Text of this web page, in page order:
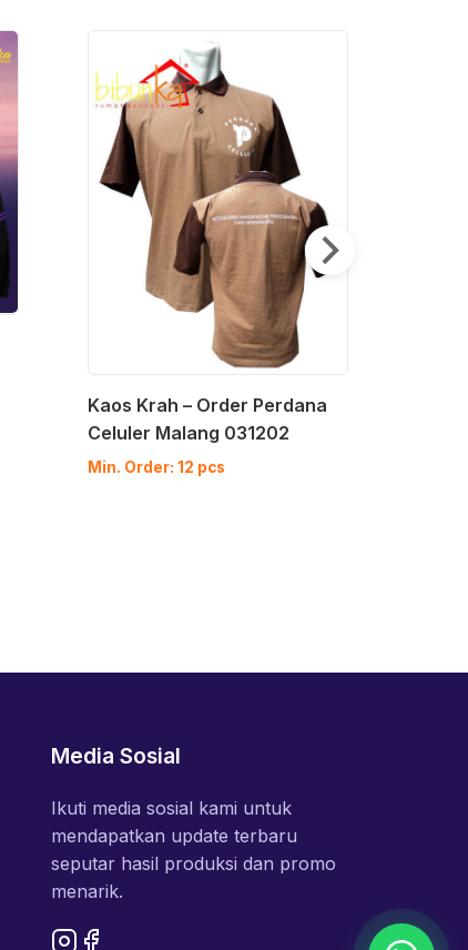
Kaos Krah – Order Perdana
Celuler Malang 031202
Min. Order: 12 pcs
Media Sosial
Ikuti media sosial kami untuk
mendapatkan update terbaru
seputar hasil produksi dan promo
menarik.